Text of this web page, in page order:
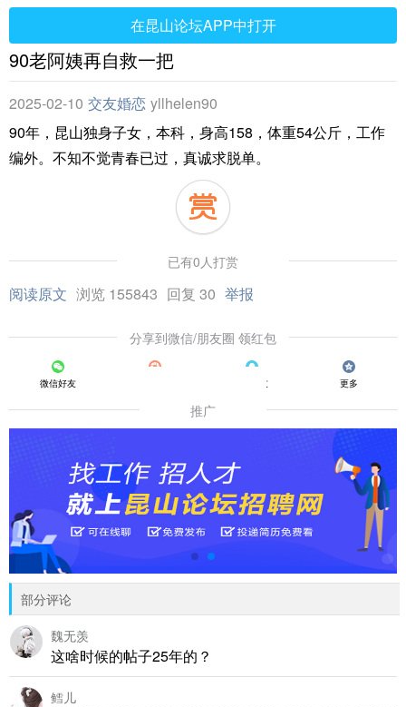
在昆山论坛APP中打开
90老阿姨再自救一把
2025-02-10 交友婚恋 yllhelen90
90年，昆山独身子女，本科，身高158，体重54公斤，工作
编外。不知不觉青春已过，真诚求脱单。
已有0人打赏
阅读原文 浏览 155843 回复 30 举报
分享到微信/朋友圈 领红包
微信好友 QQ好友 更多
推广
部分评论
魏无羡
这啥时候的帖子25年的？
鳕儿